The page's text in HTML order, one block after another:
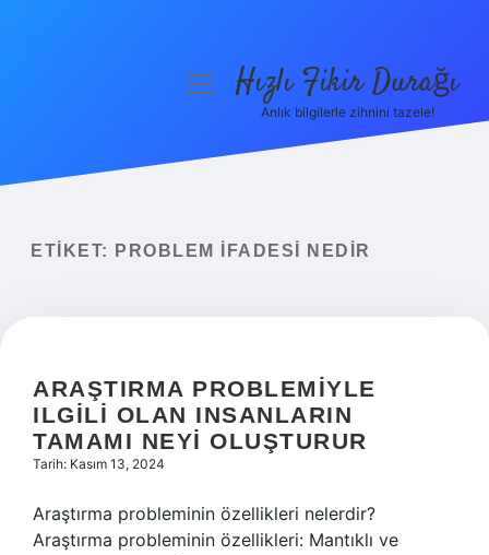
Yasal Uyarı
menüyüHızlı Fikir Durağı
Anlık bilgilerle zihnini tazele!
ETIKET: PROBLEM IFADESI NEDIR
ARAŞTIRMA PROBLEMIYLE
ILGILI OLAN INSANLARIN
TAMAMI NEYI OLUŞTURUR
Tarih: Kasım 13, 2024
Araştırma probleminin özellikleri nelerdir?
Araştırma probleminin özellikleri: Mantıklı ve